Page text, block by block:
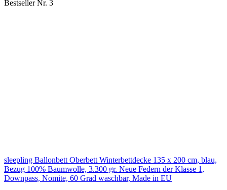
Bestseller Nr. 3
sleepling Ballonbett Oberbett Winterbettdecke 135 x 200 cm, blau,
Bezug 100% Baumwolle, 3.300 gr. Neue Federn der Klasse 1,
Downpass, Nomite, 60 Grad waschbar, Made in EU